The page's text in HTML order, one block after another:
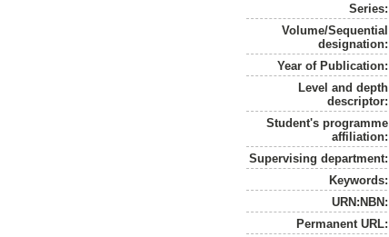
Series:
Volume/Sequential
designation:
Year of Publication:
Level and depth
descriptor:
Student's programme
affiliation:
Supervising department:
Keywords:
URN:NBN:
Permanent URL: